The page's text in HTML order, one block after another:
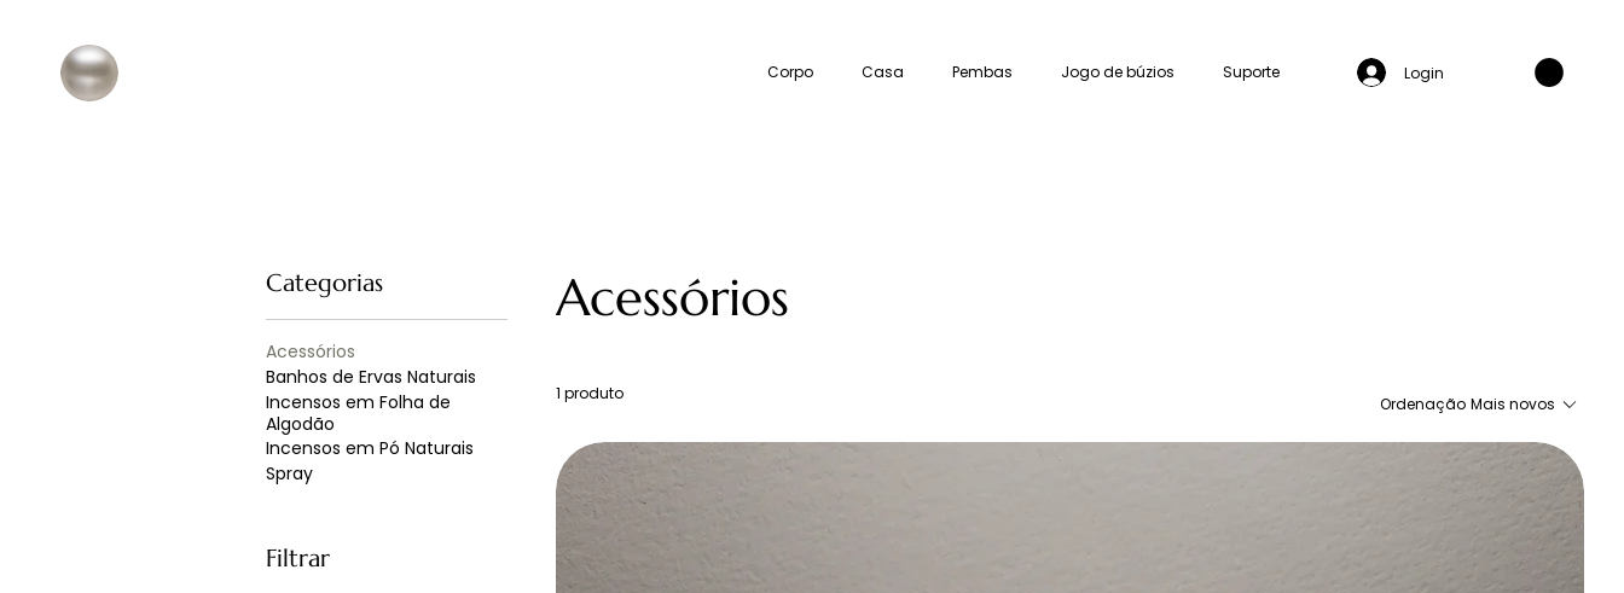
Corpo Casa Pembas Jogo de búzios Suporte Login
Categorias
Acessórios
Banhos de Ervas Naturais
Incensos em Folha de
Algodão
Incensos em Pó Naturais
Spray
Filtrar
Acessórios
1 produto
Ordenação Mais novos